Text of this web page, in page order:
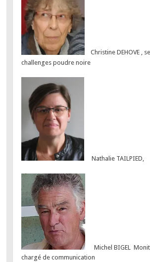
Christine DEHOVE ,
challenges poudre noire
Nathalie TAILPIED,
Michel BIGEL
chargé de communication